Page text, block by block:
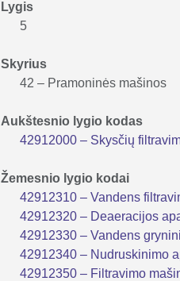
Lygis
5
Skyrius
42 – Pramoninės mašinos
Aukštesnio lygio kodas
42912000 – Skysčių
Žemesnio lygio kodai
42912310 – Vandens
42912320 – Deaeracijos
42912330 – Vandens
42912340 – Nudruskinimo
42912350 – Filtravimo